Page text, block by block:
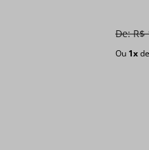
De:R$
Ou 1x